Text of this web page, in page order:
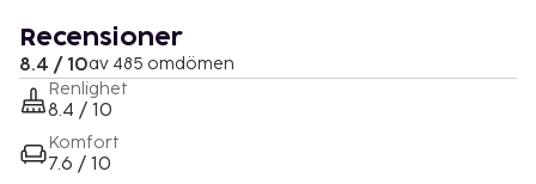
Recensioner
8.4 / 10av 485 omdömen
Renlighet
8.4 / 10
Komfort
7.6 / 10